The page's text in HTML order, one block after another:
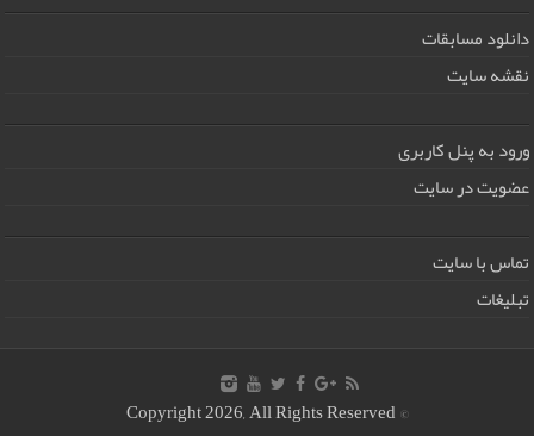
دانلود مسابقات
نقشه سایت
ورود به پنل کاربری
عضویت در سایت
تماس با سایت
تبلیغات
© Copyright 2026, All Rights Reserved